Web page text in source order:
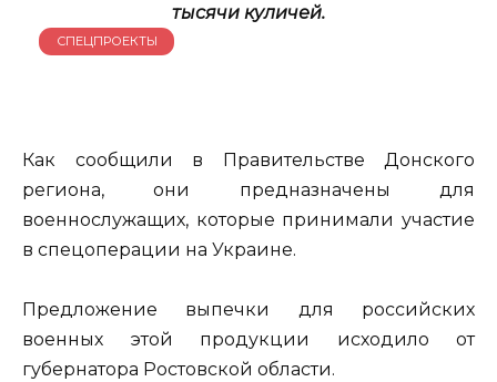
тысячи куличей.
СПЕЦПРОЕКТЫ
Как сообщили в Правительстве Донского
региона, они предназначены для
военнослужащих, которые принимали участие
в спецоперации на Украине.
Предложение выпечки для российских
военных этой продукции исходило от
губернатора Ростовской области.